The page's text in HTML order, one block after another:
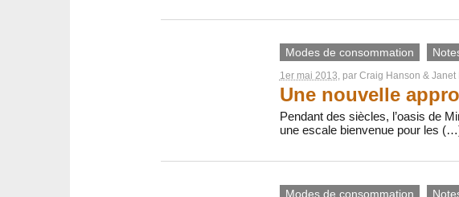
Modes de consommation
1er mai 2013, par Craig Hanson & Janet
Une nouvelle
Pendant des siècles, l’oasis de
une escale bienvenue pour les
Modes de consommation